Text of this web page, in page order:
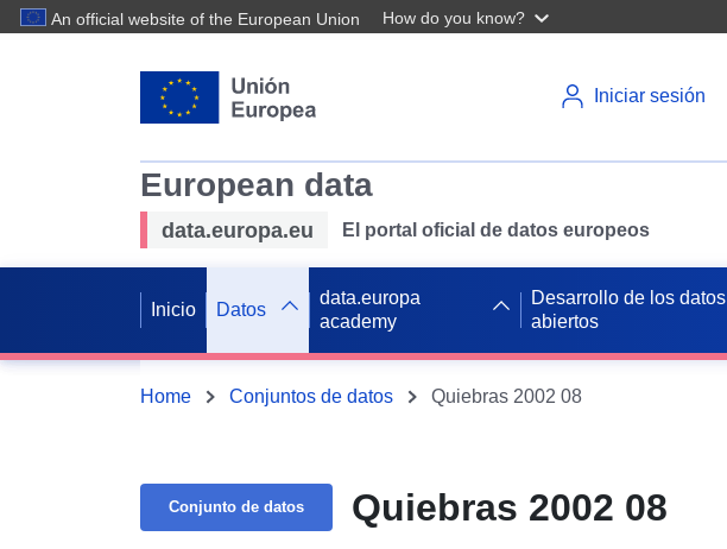
An official website of the European Union How do you know?
Iniciar sesión
European data
data.europa.eu El portal oficial de datos europeos
Inicio Datos
data.europa
academy
Desarrollo de los datos
abiertos
Home Conjuntos de datos Quiebras 2002 08
Conjunto de datos Quiebras 2002 08